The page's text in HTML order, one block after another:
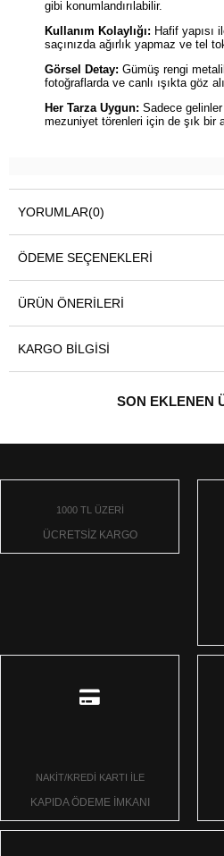
gibi konumlandırılabilir.
Kullanım Kolaylığı: Hafif yapısı
saçınızda ağırlık yapmaz ve tel
Görsel Detay: Gümüş rengi
fotoğraflarda ve canlı ışıkta göz
Her Tarza Uygun: Sadece
mezuniyet törenleri için de şık bir
YORUMLAR(0)
ÖDEME SEÇENEKLERI
ÜRÜN ÖNERILERI
KARGO BILGISI
SON EKLENEN
1000 TL ÜZERİ
ÜCRETSİZ KARGO
NAKİT/KREDİ KARTI İLE
KAPIDA ÖDEME İMKANI